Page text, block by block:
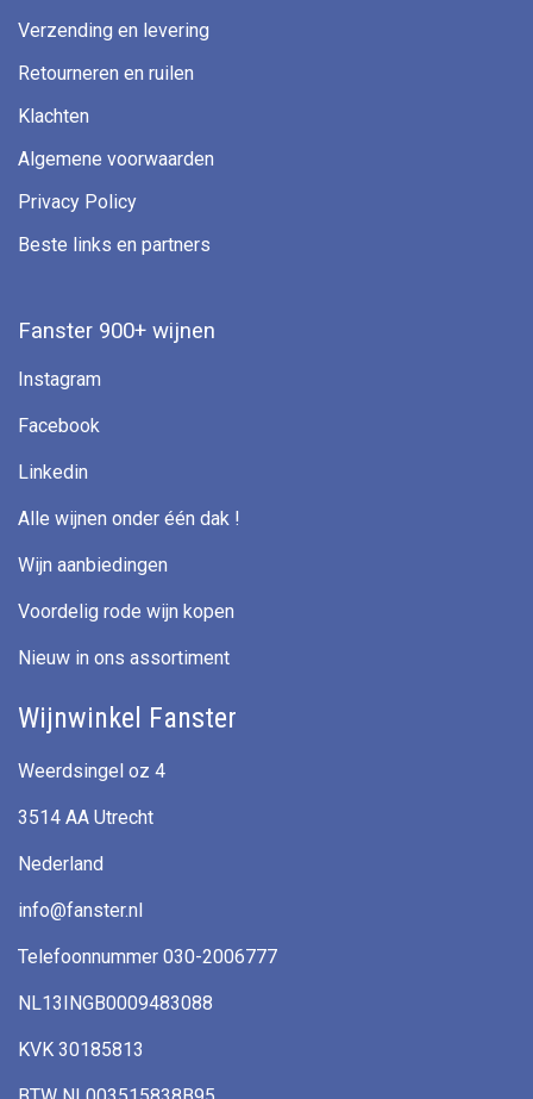
Verzending en levering
Retourneren en ruilen
Klachten
Algemene voorwaarden
Privacy Policy
Beste links en partners
Fanster 900+ wijnen
Instagram
Facebook
Linkedin
Alle wijnen onder één dak !
Wijn aanbiedingen
Voordelig rode wijn kopen
Nieuw in ons assortiment
Wijnwinkel Fanster
Weerdsingel oz 4
3514 AA Utrecht
Nederland
info@fanster.nl
Telefoonnummer 030-2006777
NL13INGB0009483088
KVK 30185813